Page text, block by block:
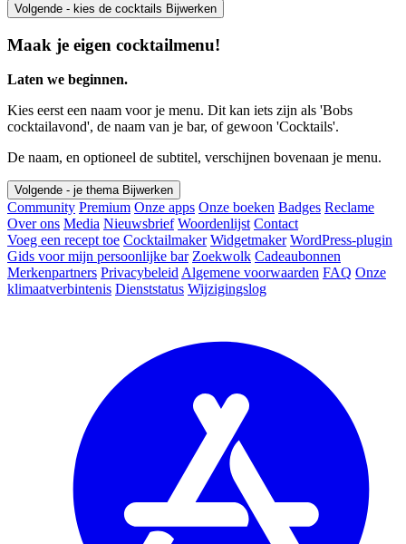
Volgende - kies de cocktails Bijwerken
Maak je eigen cocktailmenu!
Laten we beginnen.
Kies eerst een naam voor je menu. Dit kan iets zijn als 'Bobs
cocktailavond', de naam van je bar, of gewoon 'Cocktails'.
De naam, en optioneel de subtitel, verschijnen bovenaan je menu.
Volgende - je thema Bijwerken
Community Premium Onze apps Onze boeken Badges Reclame
Over ons Media Nieuwsbrief Woordenlijst Contact
Voeg een recept toe Cocktailmaker Widgetmaker WordPress-plugin
Gids voor mijn persoonlijke bar Zoekwolk Cadeaubonnen
Merkenpartners Privacybeleid Algemene voorwaarden FAQ Onze
klimaatverbintenis Dienststatus Wijzigingslog